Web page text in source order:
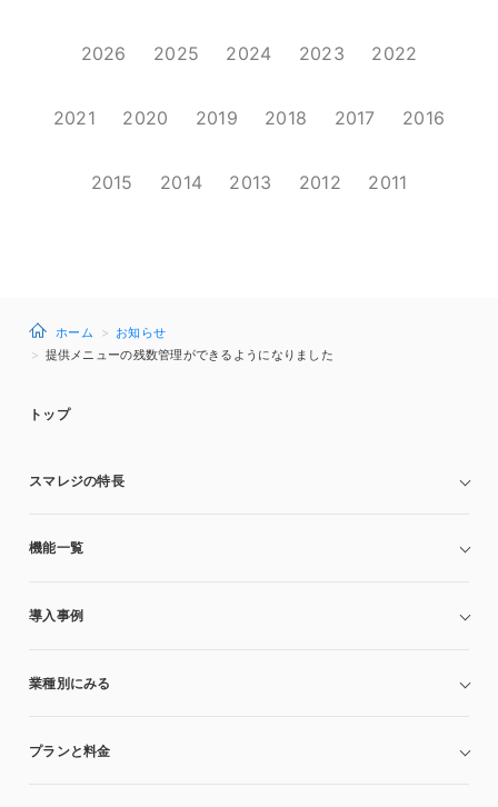
2026 2025 2024 2023 2022
2021 2020 2019 2018 2017 2016
2015 2014 2013 2012 2011
ホーム
お知らせ
提供メニューの残数管理ができるようになりました
トップ
スマレジの特長
機能一覧
導入事例
業種別にみる
プランと料金